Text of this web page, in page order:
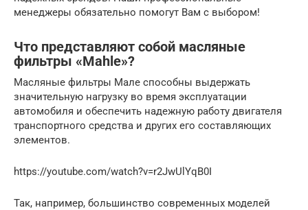
менеджеры обязательно помогут Вам с выбором!
Что представляют собой масляные
фильтры «Mahle»?
Масляные фильтры Мале способны выдержать
значительную нагрузку во время эксплуатации
автомобиля и обеспечить надежную работу двигателя
транспортного средства и других его составляющих
элементов.
https://youtube.com/watch?v=r2JwUlYqB0I
Так, например, большинство современных моделей